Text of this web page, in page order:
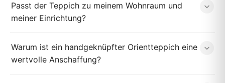
Passt der Teppich zu meinem Wohnraum und
meiner Einrichtung?
Warum ist ein handgeknüpfter Orientteppich eine
wertvolle Anschaffung?